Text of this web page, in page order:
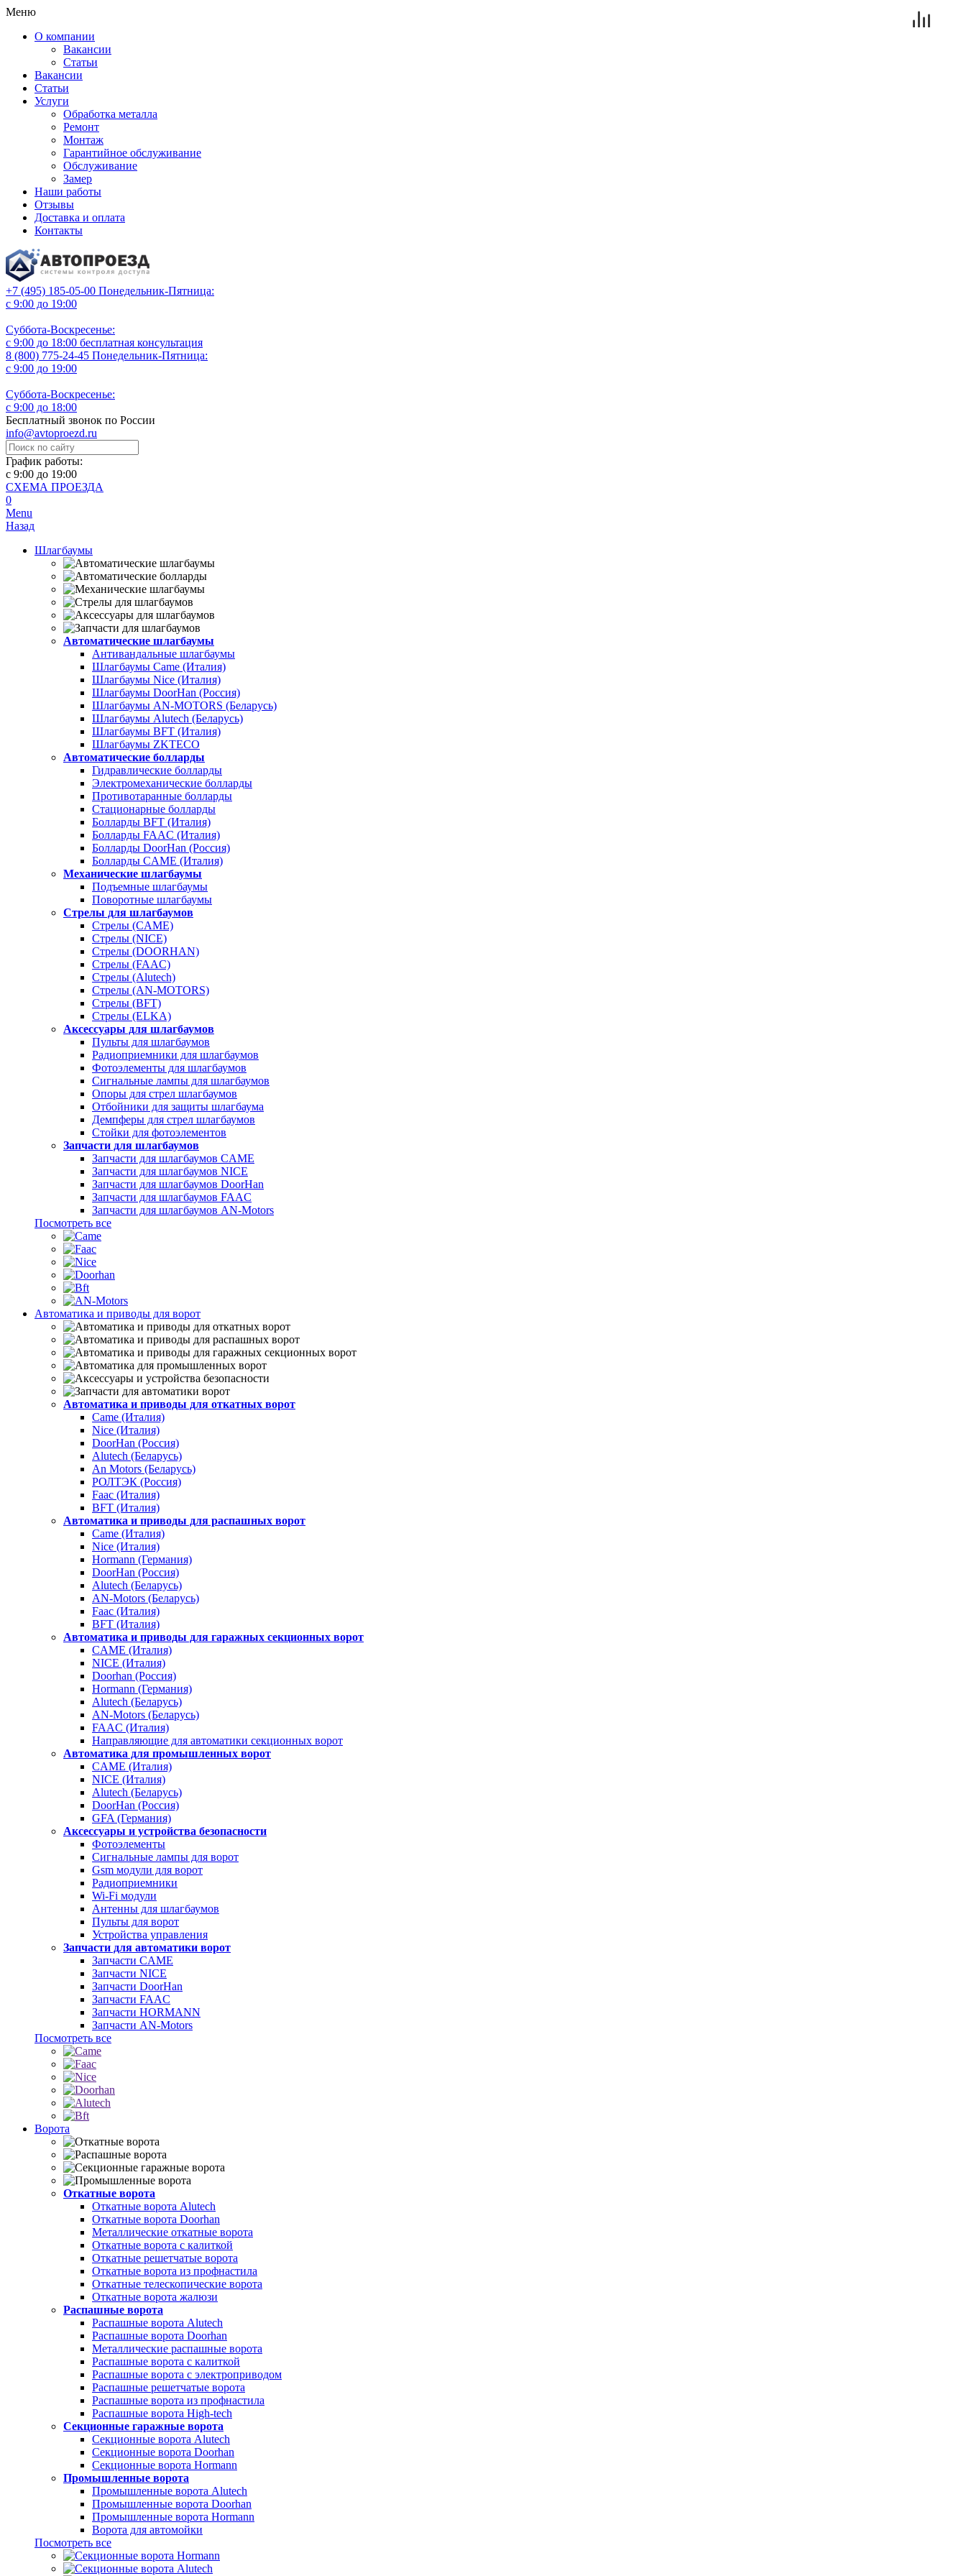
Меню
О компании
Вакансии
Статьи
Вакансии
Статьи
Услуги
Обработка металла
Ремонт
Монтаж
Гарантийное обслуживание
Обслуживание
Замер
Наши работы
Отзывы
Доставка и оплата
Контакты
+7 (495) 185-05-00 Понедельник-Пятница:
с 9:00 до 19:00
Суббота-Воскресенье:
с 9:00 до 18:00 бесплатная консультация
8 (800) 775-24-45 Понедельник-Пятница:
с 9:00 до 19:00
Суббота-Воскресенье:
с 9:00 до 18:00
Бесплатный звонок по России
info@avtoproezd.ru
График работы:
с 9:00 до 19:00
СХЕМА ПРОЕЗДА
0
Menu
Назад
Шлагбаумы
Автоматические шлагбаумы
Антивандальные шлагбаумы
Шлагбаумы Came (Италия)
Шлагбаумы Nice (Италия)
Шлагбаумы DoorHan (Россия)
Шлагбаумы AN-MOTORS (Беларусь)
Шлагбаумы Alutech (Беларусь)
Шлагбаумы BFT (Италия)
Шлагбаумы ZKTECO
Автоматические болларды
Гидравлические болларды
Электромеханические болларды
Противотаранные болларды
Стационарные болларды
Болларды BFT (Италия)
Болларды FAAC (Италия)
Болларды DoorHan (Россия)
Болларды CAME (Италия)
Механические шлагбаумы
Подъемные шлагбаумы
Поворотные шлагбаумы
Стрелы для шлагбаумов
Стрелы (CAME)
Стрелы (NICE)
Стрелы (DOORHAN)
Стрелы (FAAC)
Стрелы (Alutech)
Стрелы (AN-MOTORS)
Стрелы (BFT)
Стрелы (ELKA)
Аксессуары для шлагбаумов
Пульты для шлагбаумов
Радиоприемники для шлагбаумов
Фотоэлементы для шлагбаумов
Сигнальные лампы для шлагбаумов
Опоры для стрел шлагбаумов
Отбойники для защиты шлагбаума
Демпферы для стрел шлагбаумов
Стойки для фотоэлементов
Запчасти для шлагбаумов
Запчасти для шлагбаумов CAME
Запчасти для шлагбаумов NICE
Запчасти для шлагбаумов DoorHan
Запчасти для шлагбаумов FAAC
Запчасти для шлагбаумов AN-Motors
Посмотреть все
Автоматика и приводы для ворот
Автоматика и приводы для откатных ворот
Came (Италия)
Nice (Италия)
DoorHan (Россия)
Alutech (Беларусь)
An Motors (Беларусь)
РОЛТЭК (Россия)
Faac (Италия)
BFT (Италия)
Автоматика и приводы для распашных ворот
Came (Италия)
Nice (Италия)
Hormann (Германия)
DoorHan (Россия)
Alutech (Беларусь)
AN-Motors (Беларусь)
Faac (Италия)
BFT (Италия)
Автоматика и приводы для гаражных секционных ворот
CAME (Италия)
NICE (Италия)
Doorhan (Россия)
Hormann (Германия)
Alutech (Беларусь)
AN-Motors (Беларусь)
FAAC (Италия)
Направляющие для автоматики секционных ворот
Автоматика для промышленных ворот
CAME (Италия)
NICE (Италия)
Alutech (Беларусь)
DoorHan (Россия)
GFA (Германия)
Аксессуары и устройства безопасности
Фотоэлементы
Сигнальные лампы для ворот
Gsm модули для ворот
Радиоприемники
Wi-Fi модули
Антенны для шлагбаумов
Пульты для ворот
Устройства управления
Запчасти для автоматики ворот
Запчасти CAME
Запчасти NICE
Запчасти DoorHan
Запчасти FAAC
Запчасти HORMANN
Запчасти AN-Motors
Посмотреть все
Ворота
Откатные ворота
Откатные ворота Alutech
Откатные ворота Doorhan
Металлические откатные ворота
Откатные ворота с калиткой
Откатные решетчатые ворота
Откатные ворота из профнастила
Откатные телескопические ворота
Откатные ворота жалюзи
Распашные ворота
Распашные ворота Alutech
Распашные ворота Doorhan
Металлические распашные ворота
Распашные ворота с калиткой
Распашные ворота с электроприводом
Распашные решетчатые ворота
Распашные ворота из профнастила
Распашные ворота High-tech
Секционные гаражные ворота
Секционные ворота Alutech
Секционные ворота Doorhan
Секционные ворота Hormann
Промышленные ворота
Промышленные ворота Alutech
Промышленные ворота Doorhan
Промышленные ворота Hormann
Ворота для автомойки
Посмотреть все